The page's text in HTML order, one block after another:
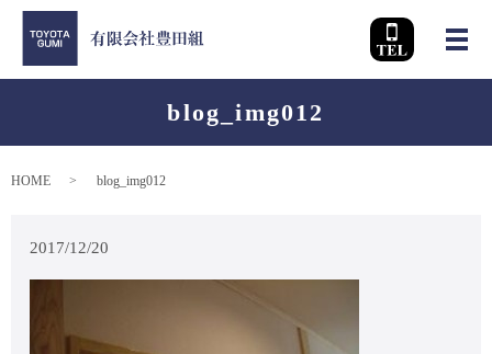
メ
blog_img012
HOME blog_img012
2017/12/20